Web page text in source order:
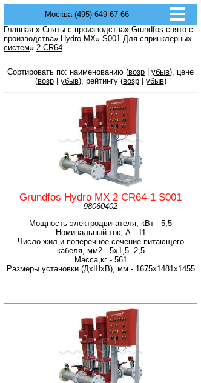
Москва (495) 649-67-66
Главная » Сняты с производства» Grundfos-снято с
производства» Hydro MX» S001 Для спринклерных
систем» 2 CR64
Сортировать по: наименованию (возр убыв), цене
(возр| убыв), рейтингу (возр| убыв)
Grundfos Hydro MX 2 CR64-1 S001
98060402
Мощность электродвигателя, кВт - 5,5
Номинальный ток, А - 11
Число жил и поперечное сечение питающего
кабеля, мм2 - 5х1,5..2,5
Масса,кг - 561
Размеры установки (ДхШхВ), мм - 1675x1481x1455